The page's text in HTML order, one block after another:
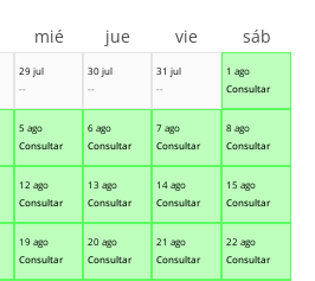
29 jul
--
30 jul
--
31 jul
--
1 ago
Consultar
5 ago
Consultar
6 ago
Consultar
7 ago
Consultar
8 ago
Consultar
12 ago
Consultar
13 ago
Consultar
14 ago
Consultar
15 ago
Consultar
19 ago
Consultar
20 ago
Consultar
21 ago
Consultar
22 ago
Consultar
mié jue vie sáb